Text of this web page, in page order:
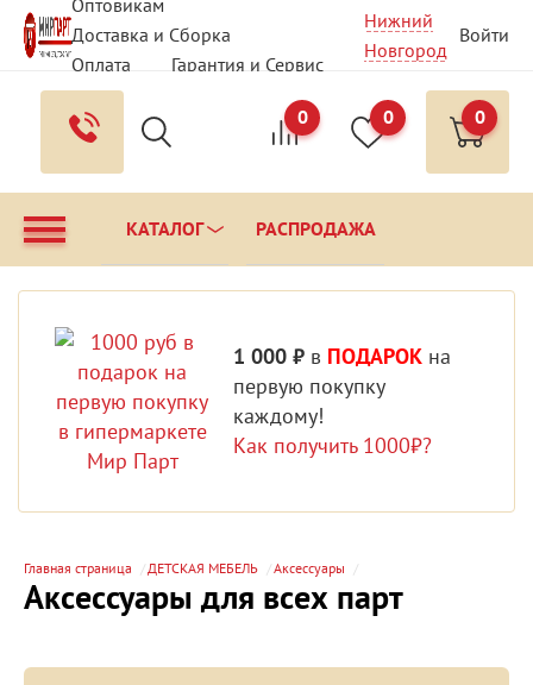
Оптовикам
Доставка и Сборка
Оплата
Гарантия и Сервис
Вопрос - Ответ
Контакты
Нижний
Новгород
Войти
0 0 0
КАТАЛОГ РАСПРОДАЖА
1 000 ₽ в ПОДАРОК на
первую покупку
каждому!
Как получить 1000₽?
Главная страница ДЕТСКАЯ МЕБЕЛЬ Аксессуары
Аксессуары для всех парт